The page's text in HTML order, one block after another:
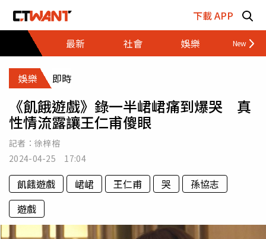
下載 APP
最新
社會 娛樂 財經
娛樂 即時
《飢餓遊戲》錄一半峮峮痛到爆哭 真
性情流露讓王仁甫傻眼
記者： 徐梓榕
2024-04-25 17:04
飢餓遊戲 峮峮 王仁甫 哭
孫協志
遊戲